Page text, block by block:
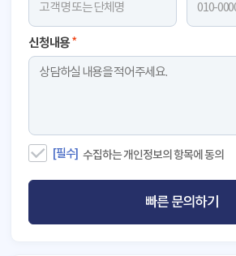
신청내용*
[필수] 수집하는 개인정보의 항목에 동의
빠른 문의하기
[ 결제관련] 문의합니다.
이*인 고객님
[ 결제관련] 문의합니다.